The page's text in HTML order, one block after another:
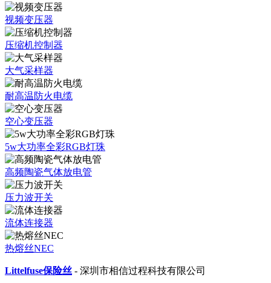
视频变压器
压缩机控制器
大气采样器
耐高温防火电缆
空心变压器
5w大功率全彩RGB灯珠
高频陶瓷气体放电管
压力波开关
流体连接器
热熔丝NEC
Littelfuse保险丝 - 深圳市相信过程科技有限公司